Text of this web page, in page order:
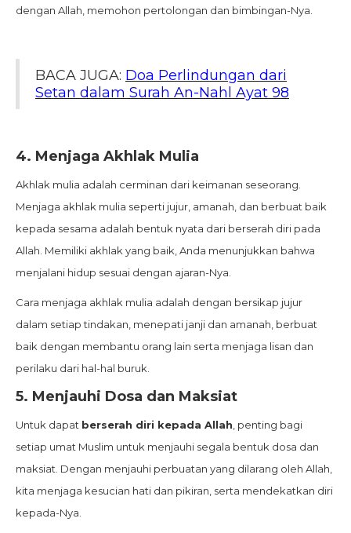
dengan Allah, memohon pertolongan dan bimbingan-Nya.
BACA JUGA: Doa Perlindungan dari
Setan dalam Surah An-Nahl Ayat 98
4. Menjaga Akhlak Mulia
Akhlak mulia adalah cerminan dari keimanan seseorang.
Menjaga akhlak mulia seperti jujur, amanah, dan berbuat baik
kepada sesama adalah bentuk nyata dari berserah diri pada
Allah. Memiliki akhlak yang baik, Anda menunjukkan bahwa
menjalani hidup sesuai dengan ajaran-Nya.
Cara menjaga akhlak mulia adalah dengan bersikap jujur
dalam setiap tindakan, menepati janji dan amanah, berbuat
baik dengan membantu orang lain serta menjaga lisan dan
perilaku dari hal-hal buruk.
5. Menjauhi Dosa dan Maksiat
Untuk dapat berserah diri kepada Allah , penting bagi
setiap umat Muslim untuk menjauhi segala bentuk dosa dan
maksiat. Dengan menjauhi perbuatan yang dilarang oleh Allah,
kita menjaga kesucian hati dan pikiran, serta mendekatkan diri
kepada-Nya.